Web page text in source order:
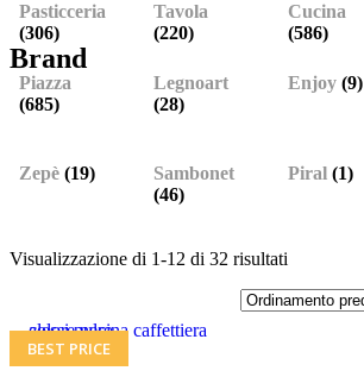
Pasticceria
(306)
Tavola
(220)
Cucina
(586)
Brand
Piazza
(685)
Legnoart
(28)
Enjoy (9)
Zepè (19)
Sambonet
(46)
Piral (1)
Visualizzazione di 1-12 di 32 risultati
BEST PRICE